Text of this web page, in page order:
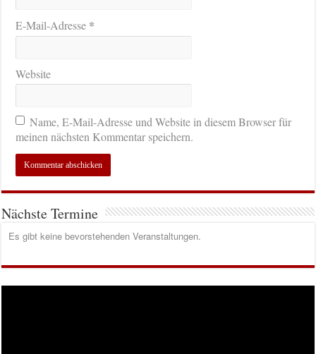
E-Mail-Adresse *
Website
Name, E-Mail-Adresse und Website in diesem Browser für
meinen nächsten Kommentar speichern.
Nächste Termine
Es gibt keine bevorstehenden Veranstaltungen.